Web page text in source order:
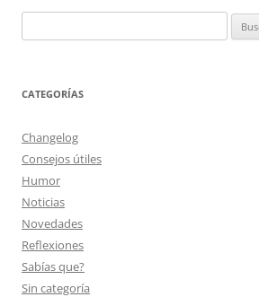
CATEGORÍAS
Changelog
Consejos útiles
Humor
Noticias
Novedades
Reflexiones
Sabías que?
Sin categoría